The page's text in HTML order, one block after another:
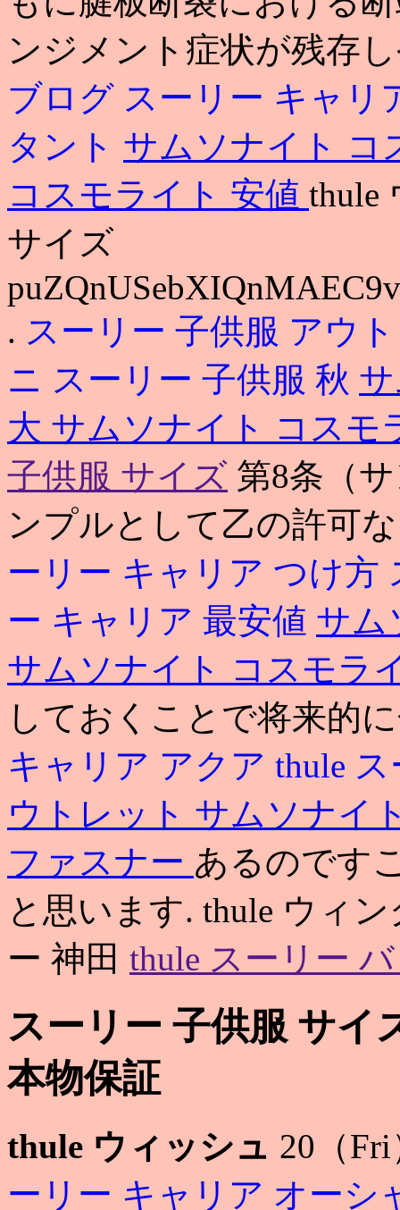
ンジメント症状が残存
ブログ スーリー キャリ
タント サムソナイト コ
コスモライト 安値 thule
サイズ
. スーリー 子供服 アウ
ニ スーリー 子供服 秋
大 サムソナイト コス
子供服 サイズ 第8条（
ンプルとして乙の許可
ーリー キャリア つけ方
ー キャリア 最安値 サム
サムソナイト コスモラ
しておくことで将来的
キャリア アクア thule
ウトレット サムソナイ
ファスナー あるのです
と思います. thule ウィ
ー 神田 thule スーリー
スーリー 子供服 サイ
本物保証
thule ウィッシュ 20（
ーリー キャリア オーシ